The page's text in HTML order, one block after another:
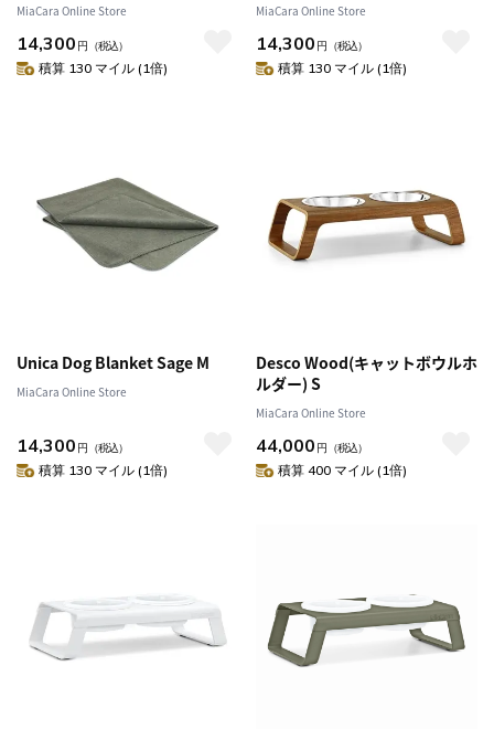
MiaCara Online Store
14,300 円 （税込）
積算 130 マイル (1倍)
MiaCara Online Store
14,300 円 （税込）
積算 130 マイル (1倍)
Unica Dog Blanket Sage M
MiaCara Online Store
14,300 円 （税込）
積算 130 マイル (1倍)
Desco Wood(キャットボウルホ
ルダー) S
MiaCara Online Store
44,000 円 （税込）
積算 400 マイル (1倍)